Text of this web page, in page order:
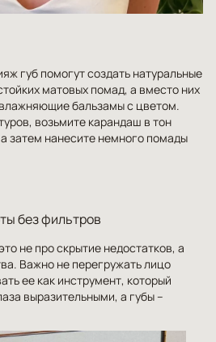
губ помогут создать натуральные
матовых помад, а вместо них
бальзамы с цветом.
возьмите карандаш в тон
затем нанесите немного помады
без фильтров
не про скрытие недостатков, а
Важно не перегружать лицо
ее как инструмент, который
выразительными, а губы –